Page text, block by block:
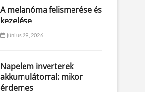
A melanóma felismerése és
kezelése
június 29, 2026
Napelem inverterek
akkumulátorral: mikor
érdemes